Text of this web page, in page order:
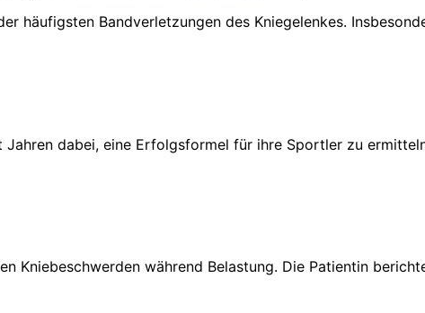
häufigsten Bandverletzungen des Kniegelenkes.
dabei, eine Erfolgsformel für ihre Sportler zu
Kniebeschwerden während Belastung. Die Patientin